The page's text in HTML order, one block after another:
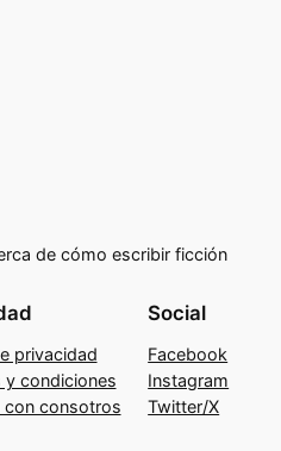
de cómo escribir ficción
privacidad
y condiciones
con consotros
Social
Facebook
Instagram
Twitter/X